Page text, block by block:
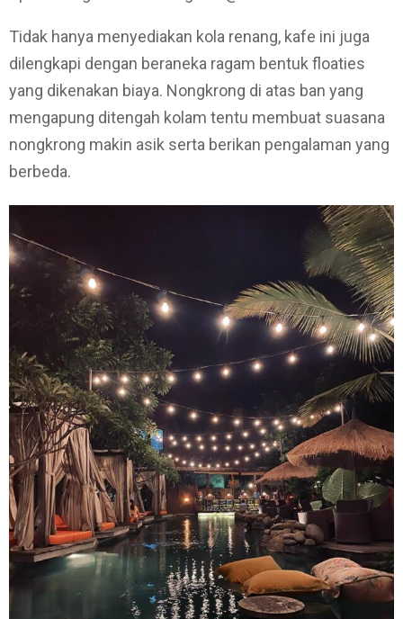
Tidak hanya menyediakan kola renang, kafe ini juga
dilengkapi dengan beraneka ragam bentuk floaties
yang dikenakan biaya. Nongkrong di atas ban yang
mengapung ditengah kolam tentu membuat suasana
nongkrong makin asik serta berikan pengalaman yang
berbeda.